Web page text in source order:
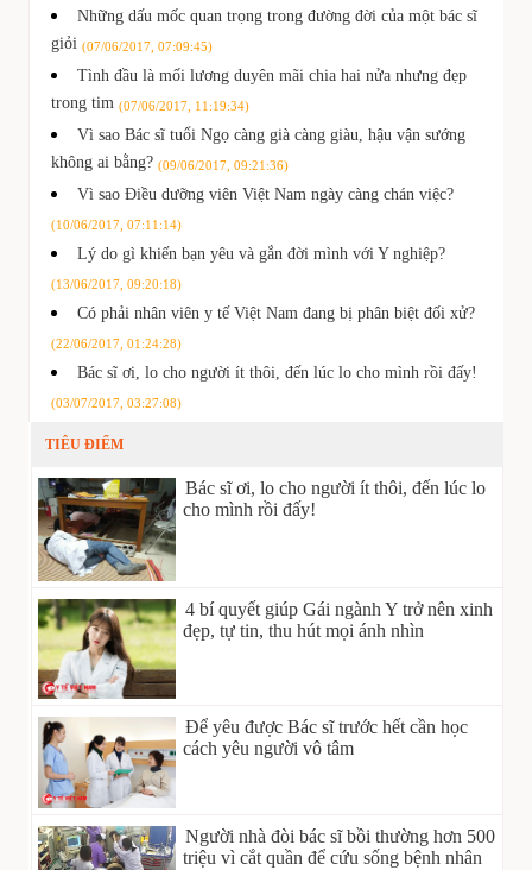
Những dấu mốc quan trọng trong đường đời của một bác sĩ
giỏi (07/06/2017, 07:09:45)
Tình đầu là mối lương duyên mãi chia hai nửa nhưng đẹp
trong tim (07/06/2017, 11:19:34)
Vì sao Bác sĩ tuổi Ngọ càng già càng giàu, hậu vận sướng
không ai bằng? (09/06/2017, 09:21:36)
Vì sao Điều dưỡng viên Việt Nam ngày càng chán việc?
(10/06/2017, 07:11:14)
Lý do gì khiến bạn yêu và gắn đời mình với Y nghiệp?
(13/06/2017, 09:20:18)
Có phải nhân viên y tế Việt Nam đang bị phân biệt đối xử?
(22/06/2017, 01:24:28)
Bác sĩ ơi, lo cho người ít thôi, đến lúc lo cho mình rồi đấy!
(03/07/2017, 03:27:08)
TIÊU ĐIỂM
Bác sĩ ơi, lo cho người ít thôi, đến lúc lo
cho mình rồi đấy!
4 bí quyết giúp Gái ngành Y trở nên xinh
đẹp, tự tin, thu hút mọi ánh nhìn
Để yêu được Bác sĩ trước hết cần học
cách yêu người vô tâm
Người nhà đòi bác sĩ bồi thường hơn 500
triệu vì cắt quần để cứu sống bệnh nhân